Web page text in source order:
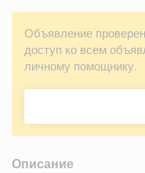
Объявление
доступ ко всем
личному помощнику.
Описание